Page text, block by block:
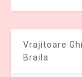
Vrajitoare
Braila